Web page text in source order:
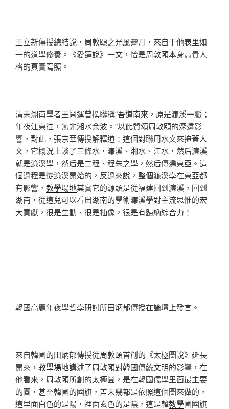
王立新傳授總結說，周敦頤之光風霽月，來自于他表里如
一的道學修養。《愛蓮說》一文，恰是周敦頤本身高貴人
格的真實寫照。
清末湖南學者王闿運曾撰聯稱“吾道南來，原是濂溪一脈；
年夜江東往，無非湘水余波。”以此贊頌周敦頤的深遠影
響，對此，張京華傳授解釋道：這個對聯用水文來掩蓋人
文，它概況上談了三條水，濂溪、湘水、江水，然后濂溪
就是濂溪學，然后是二程、程朱之學，然后傳遍東亞。這
個過程是從濂溪開始的，反過來說，整個濂溪學在東亞都
有影響， 教學場地其實它的源頭是從福建回到濂溪，回到
湖南，從這兒可以看出湖南的學術濂溪學對主流思惟的宏
大貢獻，很是生動、很是抽像，很是有歸納綜合力！
韓國高麗年夜學哲學研討所田炳郁傳授在論壇上發言。
來自韓國的田炳郁傳授從周敦頤首創的《太極圖說》延長
開來， 教學場地講述了周敦頤對韓國傳統文明的影響，在
他看來，周敦頤所創的太極圖，是在韓國儒學里面最主要
的圖，甚至韓國的國旗，差未幾都是依照這個圖來做的，
這里面白色的是陽，裡面玄色的是陰，這是韓教學國國旗